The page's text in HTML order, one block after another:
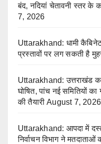
बंद, नदियां चेतावनी स्तर के
7, 2026
Uttarakhand: धामी
प्रस्तावों पर लग सकती है
Uttarakhand: उत्तराखंड
घोषित, पांच नई समितियों
की तैयारी August 7, 2026
Uttarakhand: आपदा में
निर्वाचन विभाग ने मतदाताओं